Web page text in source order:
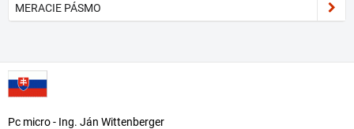
MERACIE PÁSMO
Pc micro - Ing. Ján Wittenberger